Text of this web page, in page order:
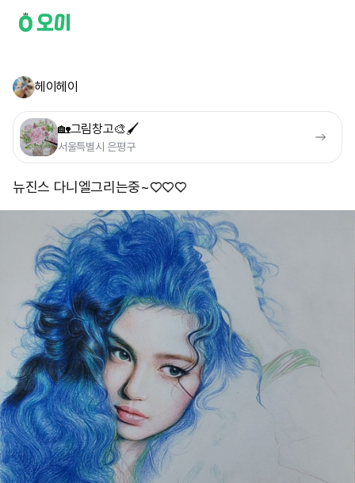
헤이헤이
🏡그림창고🎨🖌
서울특별시 은평구
뉴진스 다니엘그리는중~♡♡♡